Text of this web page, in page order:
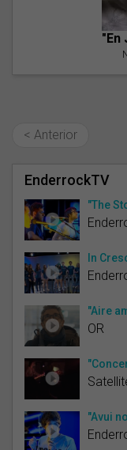
"En
< Anterior
EnderrockTV
"The
In
"Aire
OR
"Avui